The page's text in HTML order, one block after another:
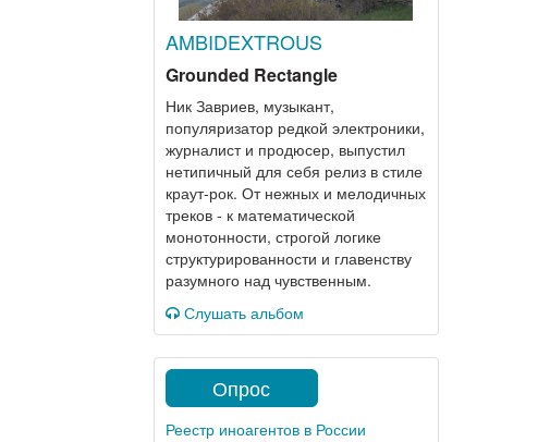
AMBIDEXTROUS
Grounded Rectangle
Ник Завриев, музыкант,
популяризатор редкой электроники,
журналист и продюсер, выпустил
нетипичный для себя релиз в стиле
краут-рок. От нежных и мелодичных
треков - к математической
монотонности, строгой логике
структурированности и главенству
разумного над чувственным.
Слушать альбом
Опрос
Реестр иноагентов в России